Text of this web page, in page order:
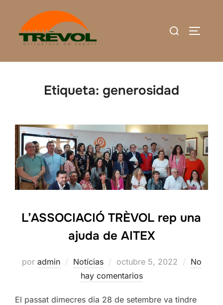
contenido
Buscar:
Etiqueta: generosidad
L’ASSOCIACIÓ TRÈVOL rep una
ajuda de AITEX
por admin Notícias
Publicado
el
octubre 5, 2022
No
hay comentarios
El passat dimecres dia 28 de setembre va tindre